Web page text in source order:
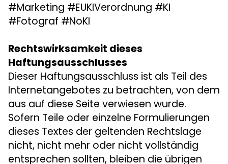
#Marketing #EUKIVerordnung #KI
#Fotograf #NoKI
Rechtswirksamkeit dieses
Haftungsausschlusses
Dieser Haftungsausschluss ist als Teil des
Internetangebotes zu betrachten, von dem
aus auf diese Seite verwiesen wurde.
Sofern Teile oder einzelne Formulierungen
dieses Textes der geltenden Rechtslage
nicht, nicht mehr oder nicht vollständig
entsprechen sollten, bleiben die übrigen